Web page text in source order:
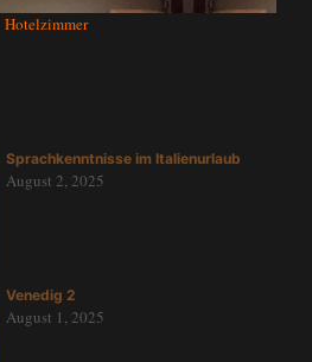
Hotelzimmer
Sprachkenntnisse im Italienurlaub
August 2, 2025
Venedig 2
August 1, 2025